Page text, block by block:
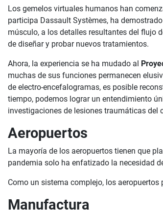
Los gemelos virtuales humanos han
participa Dassault Systèmes, ha
músculo, a los detalles resultantes del flujo
de diseñar y probar nuevos tratamientos.
Ahora, la experiencia se ha mudado al
muchas de sus funciones permanecen
de electro-encefalogramas, es posible
tiempo, podemos lograr un entendimiento
investigaciones de lesiones traumáticas del
Aeropuertos
La mayoría de los aeropuertos tienen que
pandemia solo ha enfatizado la necesidad
Como un sistema complejo, los
Manufactura